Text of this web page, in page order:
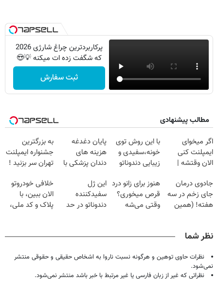
پرکاربردترین چراغ شارژی 2026
که شگفت زده ات میکنه 💡😍
ثبت سفارش
مطالب پیشنهادی
اگر میخوای
ایمپلنت کنی
الان وقتشه |
میلیون تومان!!!
با این روش توی
خونه،سفیدی و
زیبایی دندوناتو
(40%off)
پایان دغدغه
هزینه های
دندان پزشکی با
خانگی
به بزرگترین
جشنواره ایمپلنت
تهران سر بزنید !
میلیون !
جادوی درمان
جای زخم در سه
هفته! (همین
هنوز برای زانو درد
قرص میخوری؟
وقتی می‌شه
این ژل
سفیدکننده
دندوناتو در حد
(40%تخفیف)
خلافی خودروتو
الان ببین، با
پلاک و کد ملی،
نظر شما
نظرات حاوی توهین و هرگونه نسبت ناروا به اشخاص حقیقی و حقوقی منتشر
نمی‌شود.
نظراتی که غیر از زبان فارسی یا غیر مرتبط با خبر باشد منتشر نمی‌شود.